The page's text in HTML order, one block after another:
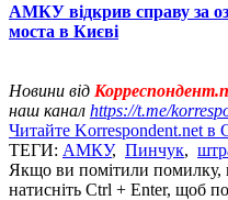
АМКУ відкрив справу за
моста в Києві
Новини від
наш канал https://t.me/
Читайте Korrespondent.net в
ТЕГИ: АМКУ, Пинчук,
Якщо ви помітили помилку,
натисніть Ctrl + Enter, щоб